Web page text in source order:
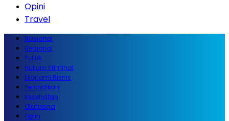
Opini
Travel
Nasional
Regional
Politik
Hukum Kriminal
Ekonomi Bisnis
Pendidikan
Kesehatan
Olahraga
Opini